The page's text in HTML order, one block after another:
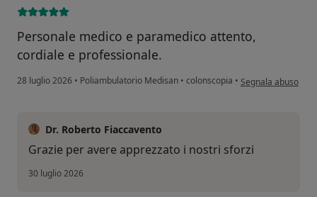
Personale medico e paramedico attento,
cordiale e professionale.
28 luglio 2026 • Poliambulatorio Medisan • colonscopia • secondo
Segnala abuso
Dr. Roberto Fiaccavento
Grazie per avere apprezzato i nostri sforzi
30 luglio 2026